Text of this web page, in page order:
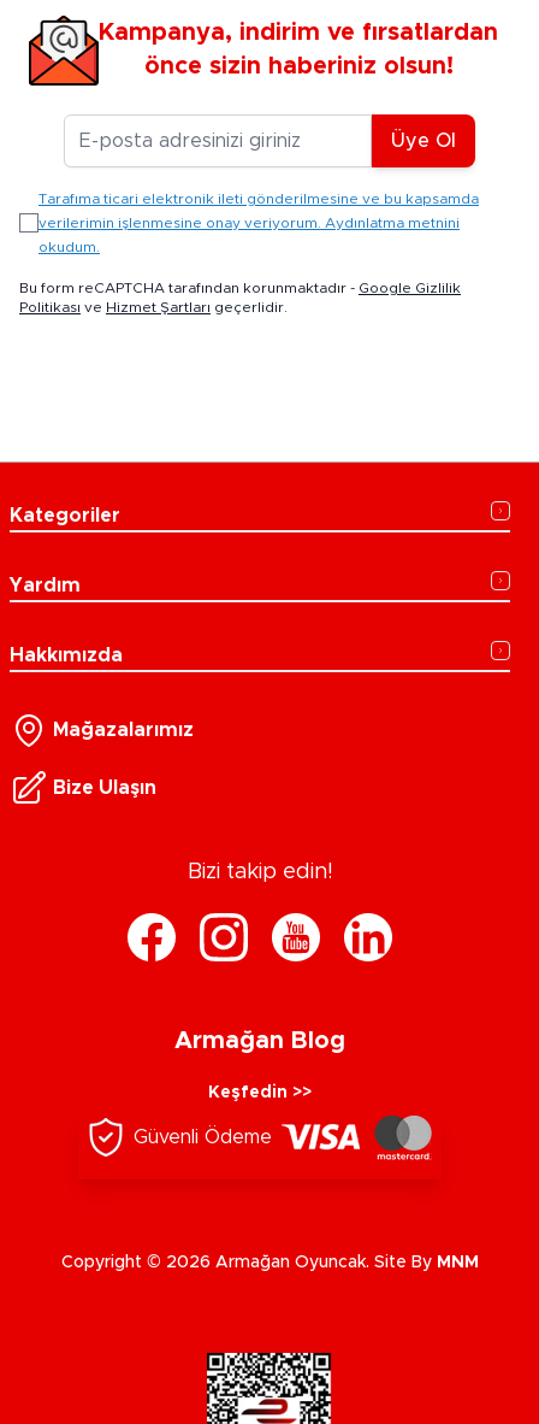
Kampanya, indirim ve fırsatlardan
önce sizin haberiniz olsun!
E-posta Adresiniz
Üye Ol
Tarafıma ticari elektronik ileti gönderilmesine ve bu kapsamda
verilerimin işlenmesine onay veriyorum. Aydınlatma metnini
okudum.
Bu form reCAPTCHA tarafından korunmaktadır - Google Gizlilik
Politikası ve Hizmet Şartları geçerlidir.
Kategoriler
Yardım
Hakkımızda
Mağazalarımız
Bize Ulaşın
Bizi takip edin!
Armağan Blog
Keşfedin >>
Güvenli Ödeme
Copyright © 2026 Armağan Oyuncak. Site By MNM